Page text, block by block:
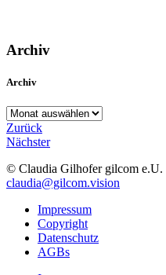
Archiv
Archiv
Archiv
Zurück
Nächster
© Claudia Gilhofer gilcom e.U.
claudia@gilcom.vision
Impressum
Copyright
Datenschutz
AGBs